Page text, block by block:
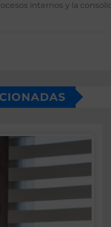
internos y la